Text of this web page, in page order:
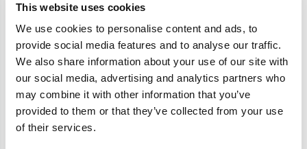
This website uses cookies
We use cookies to personalise content and ads, to
provide social media features and to analyse our traffic.
We also share information about your use of our site with
our social media, advertising and analytics partners who
may combine it with other information that you’ve
provided to them or that they’ve collected from your use
of their services.
850 S/V70 -2000; V70 -2001; D5252T; TDI
Specificaties
Merk Volvo-origineel
Artikelcode